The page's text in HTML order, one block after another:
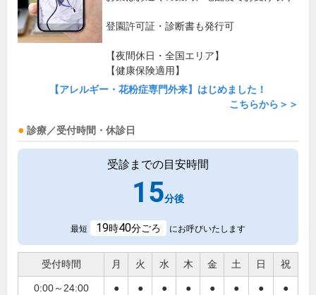
登園許可証・診断書も発行可
【夜間休日・全国エリア】
【健康保険適用】
【アレルギー・花粉症専門外来】はじめました！
こちらから＞＞
診療／受付時間・休診日
受診までの目安時間
15分後
最短 19時40分ごろ にお呼びいたします
受付時間 月 火 水 木 金 土 日 祝
0:00～24:00 ● ● ● ● ● ● ● ●